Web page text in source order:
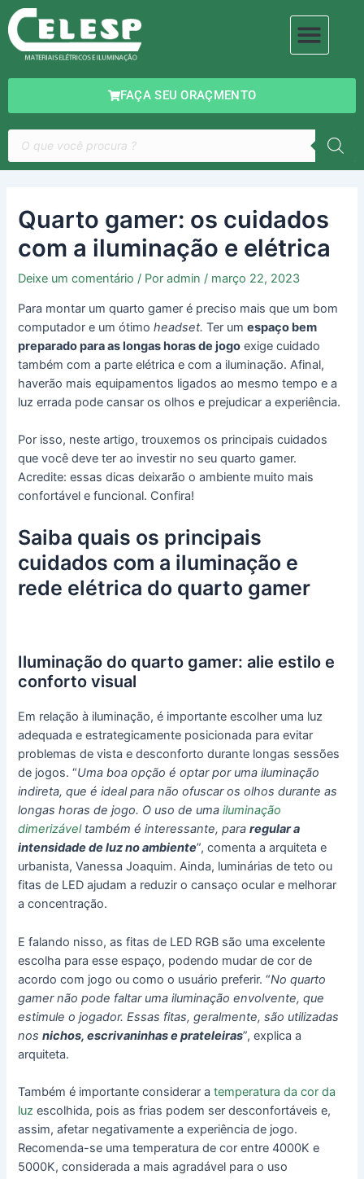
para
conteúdo
FAÇA SEU ORAÇMENTO
Pesquisar
produtos
Quarto gamer: os cuidados
com a iluminação e elétrica
Deixe um comentário / Poradmin / março 22, 2023
Para montar um quarto gamer é preciso mais que um bom
computador e um ótimoheadset. Ter umespaço bem
preparado para as longas horas de jogo exige cuidado
também com a parte elétrica e com a iluminação. Afinal,
haverão mais equipamentos ligados ao mesmo tempo e a
luz errada pode cansar os olhos e prejudicar a experiência.
Por isso, neste artigo, trouxemos os principais cuidados
que você deve ter ao investir no seu quarto gamer.
Acredite: essas dicas deixarão o ambiente muito mais
confortável e funcional. Confira!
Saiba quais os principais
cuidados com a iluminação e
rede elétrica do quarto gamer
Iluminação do quarto gamer: alie estilo e
conforto visual
Em relação à iluminação, é importante escolher uma luz
adequada e estrategicamente posicionada para evitar
problemas de vista e desconforto durante longas sessões
de jogos. “Uma boa opção é optar por uma iluminação
indireta, que é ideal para não ofuscar os olhos durante as
longas horas de jogo. O uso de umailuminação
dimerizáveltambém é interessante, pararegular a
intensidade de luz no ambiente”, comenta a arquiteta e
urbanista, Vanessa Joaquim. Ainda, luminárias de teto ou
fitas de LED ajudam a reduzir o cansaço ocular e melhorar
a concentração.
E falando nisso, as fitas de LED RGB são uma excelente
escolha para esse espaço, podendo mudar de cor de
acordo com jogo ou como o usuário preferir. “No quarto
gamer não pode faltar uma iluminação envolvente, que
estimule o jogador. Essas fitas, geralmente, são utilizadas
nosnichos, escrivaninhas e prateleiras”, explica a
arquiteta.
Também é importante considerar atemperatura da cor da
luz escolhida, pois as frias podem ser desconfortáveis e,
assim, afetar negativamente a experiência de jogo.
Recomenda-se uma temperatura de cor entre 4000K e
5000K, considerada a mais agradável para o uso
de
Post